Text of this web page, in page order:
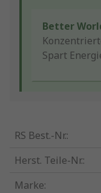
Better
Spart
RS Best.-Nr.:
Herst. Teile-Nr.:
Marke: